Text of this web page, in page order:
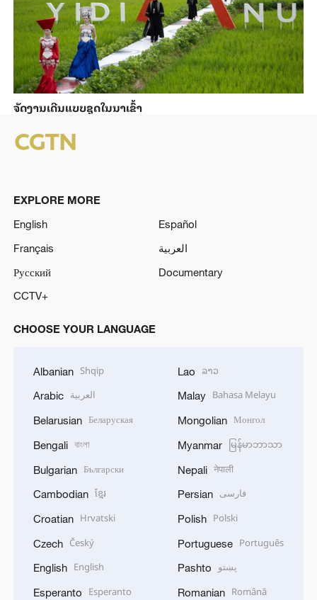
ຈັດງານເດີນແບບຊຸດໃນນາເຂົ້າ
EXPLORE MORE
English
Español
Français
العربية
Русский
Documentary
CCTV+
CHOOSE YOUR LANGUAGE
Albanian Shqip
Arabic العربية
Belarusian Беларуская
Bengali বাংলা
Bulgarian Български
Cambodian ខ្មែរ
Croatian Hrvatski
Czech Český
English English
Esperanto Esperanto
Lao ລາວ
Malay Bahasa Melayu
Mongolian Монгол
Myanmar မြန်မာဘာသာ
Nepali नेपाली
Persian فارسی
Polish Polski
Portuguese Português
Pashto پښتو
Romanian Română